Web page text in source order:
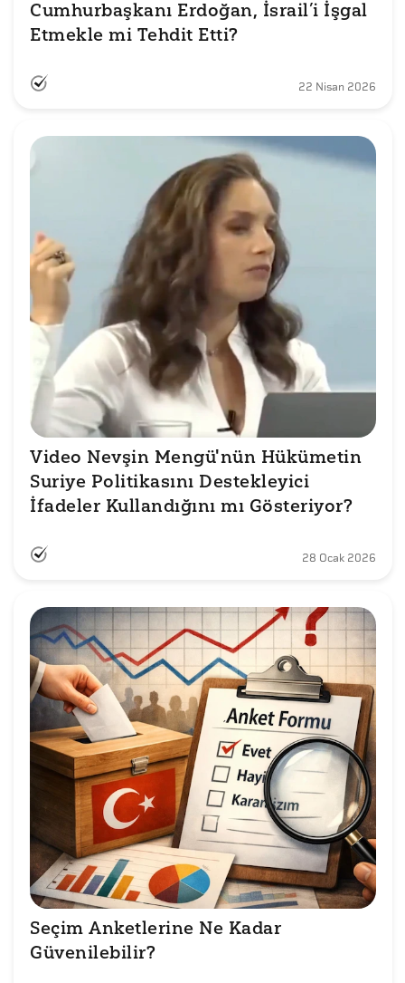
Cumhurbaşkanı Erdoğan, İsrail’i İşgal
Etmekle mi Tehdit Etti?
22 Nisan 2026
Video Nevşin Mengü'nün Hükümetin
Suriye Politikasını Destekleyici
İfadeler Kullandığını mı Gösteriyor?
28 Ocak 2026
Seçim Anketlerine Ne Kadar
Güvenilebilir?